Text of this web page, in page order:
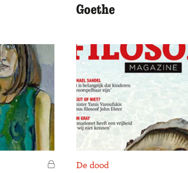
Goethe
Voor ledenDe dood